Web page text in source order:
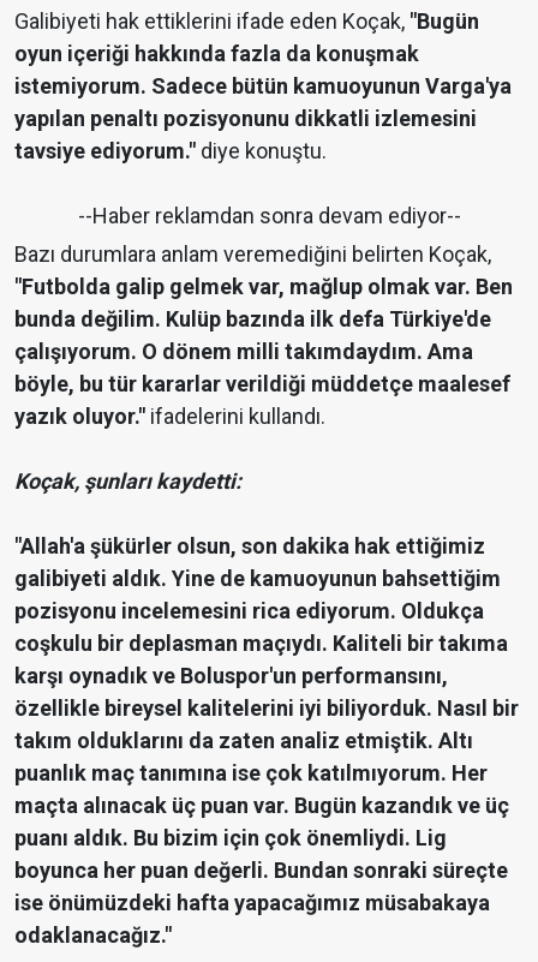
Galibiyeti hak ettiklerini ifade eden Koçak, "Bugün
oyun içeriği hakkında fazla da konuşmak
istemiyorum. Sadece bütün kamuoyunun Varga'ya
yapılan penaltı pozisyonunu dikkatli izlemesini
tavsiye ediyorum." diye konuştu.
--Haber reklamdan sonra devam ediyor--
Bazı durumlara anlam veremediğini belirten Koçak,
"Futbolda galip gelmek var, mağlup olmak var. Ben
bunda değilim. Kulüp bazında ilk defa Türkiye'de
çalışıyorum. O dönem milli takımdaydım. Ama
böyle, bu tür kararlar verildiği müddetçe maalesef
yazık oluyor." ifadelerini kullandı.
Koçak, şunları kaydetti:
"Allah'a şükürler olsun, son dakika hak ettiğimiz
galibiyeti aldık. Yine de kamuoyunun bahsettiğim
pozisyonu incelemesini rica ediyorum. Oldukça
coşkulu bir deplasman maçıydı. Kaliteli bir takıma
karşı oynadık ve Boluspor'un performansını,
özellikle bireysel kalitelerini iyi biliyorduk. Nasıl bir
takım olduklarını da zaten analiz etmiştik. Altı
puanlık maç tanımına ise çok katılmıyorum. Her
maçta alınacak üç puan var. Bugün kazandık ve üç
puanı aldık. Bu bizim için çok önemliydi. Lig
boyunca her puan değerli. Bundan sonraki süreçte
ise önümüzdeki hafta yapacağımız müsabakaya
odaklanacağız."